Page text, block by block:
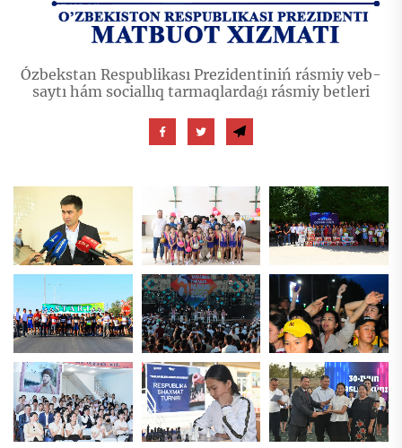
Ózbekstan Respublikası Prezidentiniń rásmiy veb-
saytı hám sociallıq tarmaqlardaǵı rásmiy betleri